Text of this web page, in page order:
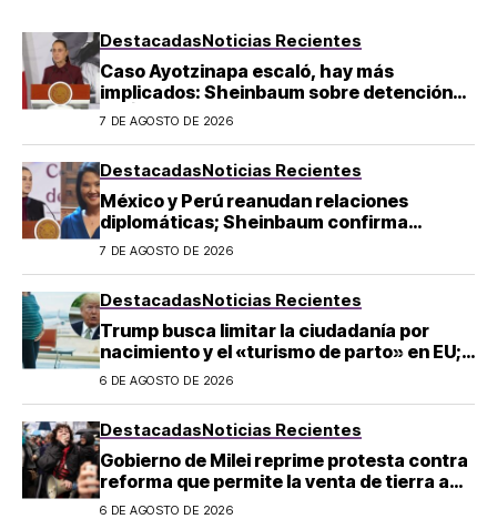
DestacadasNoticias Recientes
Caso Ayotzinapa escaló, hay más
implicados: Sheinbaum sobre detención
de Ángel Aguirre
7 DE AGOSTO DE 2026
DestacadasNoticias Recientes
México y Perú reanudan relaciones
diplomáticas; Sheinbaum confirma
llegada de Betssy Chávez al país
7 DE AGOSTO DE 2026
DestacadasNoticias Recientes
Trump busca limitar la ciudadanía por
nacimiento y el «turismo de parto» en EU;
¿a quién afecta?
6 DE AGOSTO DE 2026
DestacadasNoticias Recientes
Gobierno de Milei reprime protesta contra
reforma que permite la venta de tierra a
extranjeros en Argentina
6 DE AGOSTO DE 2026